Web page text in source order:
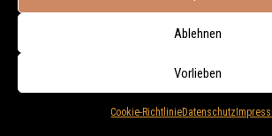
Ablehnen
Vorlieben
Cookie-RichtlinieDatenschutz